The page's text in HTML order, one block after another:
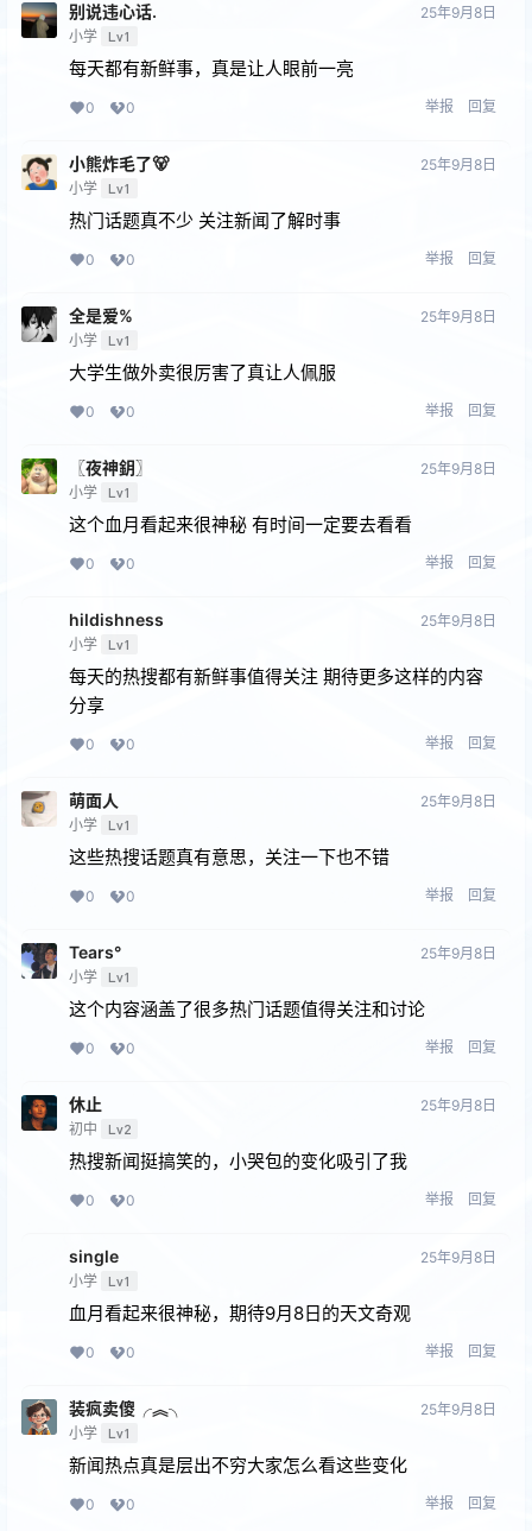
别说违心话.
小学 Lv1
25年9月8日
每天都有新鲜事，真是让人眼前一亮
0 0 举报 回复
小熊炸毛了🐻
小学 Lv1
25年9月8日
热门话题真不少 关注新闻了解时事
0 0 举报 回复
全是爱%
小学 Lv1
25年9月8日
大学生做外卖很厉害了真让人佩服
0 0 举报 回复
〖夜神鈅〗
小学 Lv1
25年9月8日
这个血月看起来很神秘 有时间一定要去看看
0 0 举报 回复
hildishness
小学 Lv1
25年9月8日
每天的热搜都有新鲜事值得关注 期待更多这样的内容
分享
0 0 举报 回复
萌面人
小学 Lv1
25年9月8日
这些热搜话题真有意思，关注一下也不错
0 0 举报 回复
Tears°
小学 Lv1
25年9月8日
这个内容涵盖了很多热门话题值得关注和讨论
0 0 举报 回复
休止
初中 Lv2
25年9月8日
热搜新闻挺搞笑的，小哭包的变化吸引了我
0 0 举报 回复
single
小学 Lv1
25年9月8日
血月看起来很神秘，期待9月8日的天文奇观
0 0 举报 回复
装疯卖傻╭︽╮
小学 Lv1
25年9月8日
新闻热点真是层出不穷大家怎么看这些变化
0 0 举报 回复